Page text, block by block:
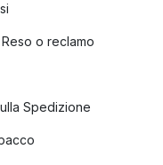
o reclamo
Spedizione